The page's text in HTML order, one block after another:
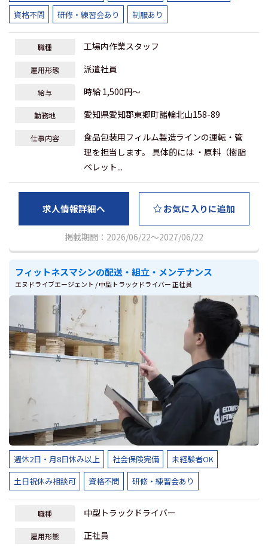
資格不問
研修・練習会あり 制服あり
職種 工場内作業スタッフ
雇用形態 派遣社員
給与 時給 1,500円～
勤務地 愛知県愛知郡東郷町諸輪北山158-89
仕事内容
食品包装用フィルム製造ラインの運転・管
理を担当します。 具体的には ・原料（樹脂
ペレット...
求人情報詳細へ お気に入りに追加
掲載期間：2026/06/22～2027/06/22
フィットネスマシンの配送・組立・メンテナンス
エヌドライブエージェント / 中型トラックドライバー 正社員
週休2日・月8日休み以上 社会保険完備
未経験者OK
土日祝休み相談可
資格不問 研修・練習会あり
職種 中型トラックドライバー
雇用形態 正社員